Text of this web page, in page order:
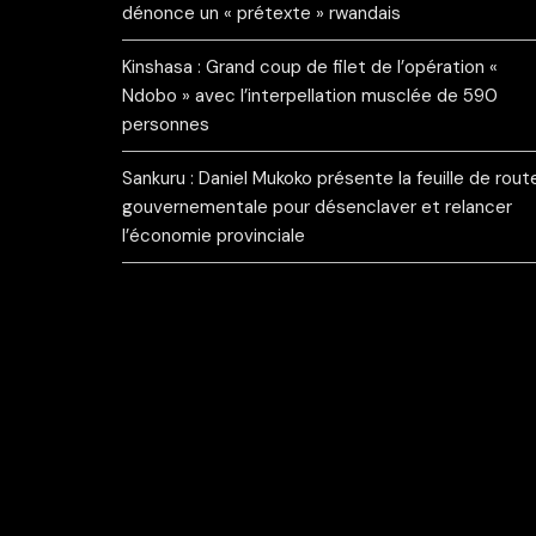
dénonce un « prétexte » rwandais
Kinshasa : Grand coup de filet de l’opération «
Ndobo » avec l’interpellation musclée de 590
personnes
Sankuru : Daniel Mukoko présente la feuille de
gouvernementale pour désenclaver et relancer
l’économie provinciale